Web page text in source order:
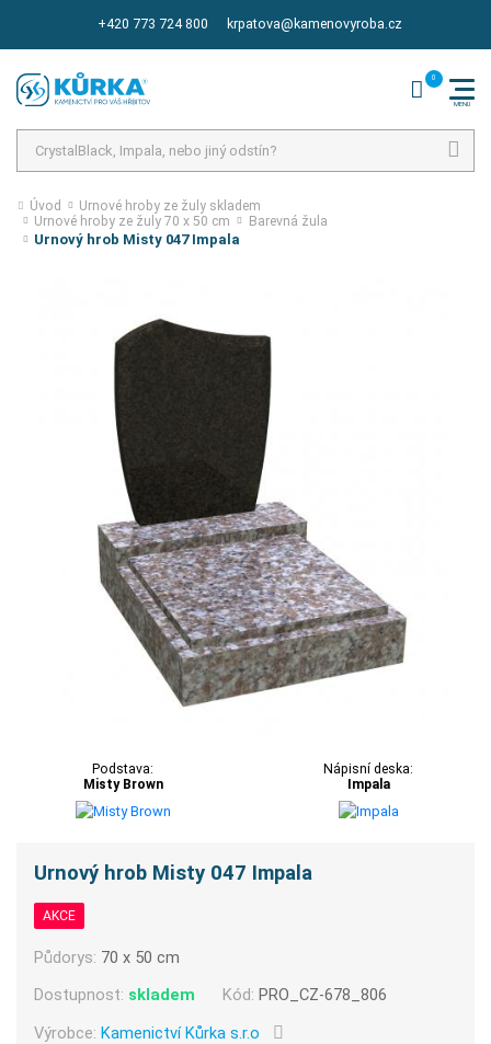
+420 773 724 800 krpatova@kamenovyroba.cz
Úvod
Urnové hroby ze žuly skladem
Urnové hroby ze žuly 70 x 50 cm
Barevná žula
Urnový hrob Misty 047 Impala
Podstava:
Misty Brown
Nápisní deska:
Impala
Urnový hrob Misty 047 Impala
AKCE
Půdorys: 70 x 50 cm
Dostupnost: skladem Kód: PRO_CZ-678_806
Výrobce:Kamenictví Kůrka s.r.o